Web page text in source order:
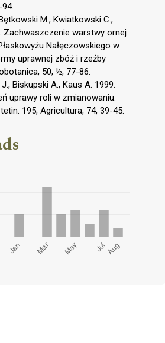
M., Kwiatkowski C.,
Zachwaszczenie warstwy ornej
Nałęczowskiego w
uprawnej zbóż i rzeźby
50, ½, 77-86.
J., Biskupski A., Kaus A. 1999.
uprawy roli w zmianowaniu.
195, Agricultura, 74, 39-45.